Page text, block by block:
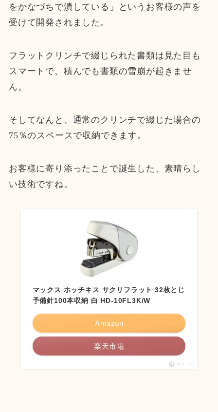
をかなづちで潰している」というお客様の声を
受けて開発されました。
フラットクリンチで綴じられた書類は見た目も
スマートで、積んでも書類の雪崩が起きませ
ん。
そしてなんと、通常のクリンチで綴じた場合の
75％のスペースで収納できます。
お客様に寄り添ったことで誕生した、素晴らし
い技術ですね。
マックス ホッチキス サクリフラット 32枚とじ
予備針100本収納 白 HD-10FL3K/W
Amazon
楽天市場
ポチップ